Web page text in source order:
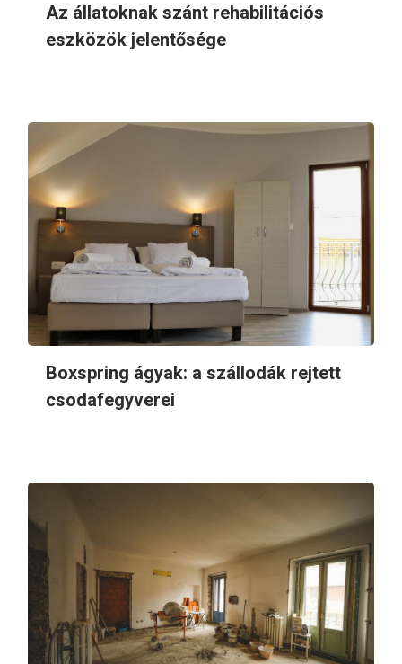
Az állatoknak szánt rehabilitációs
eszközök jelentősége
Boxspring ágyak: a szállodák rejtett
csodafegyverei